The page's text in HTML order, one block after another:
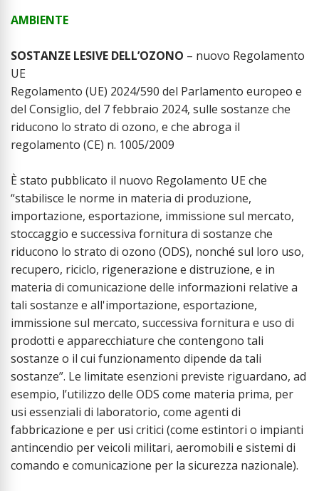
AMBIENTE
SOSTANZE LESIVE DELL’OZONO – nuovo Regolamento
UE
Regolamento (UE) 2024/590 del Parlamento europeo e
del Consiglio, del 7 febbraio 2024, sulle sostanze che
riducono lo strato di ozono, e che abroga il
regolamento (CE) n. 1005/2009
È stato pubblicato il nuovo Regolamento UE che
“stabilisce le norme in materia di produzione,
importazione, esportazione, immissione sul mercato,
stoccaggio e successiva fornitura di sostanze che
riducono lo strato di ozono (ODS), nonché sul loro uso,
recupero, riciclo, rigenerazione e distruzione, e in
materia di comunicazione delle informazioni relative a
tali sostanze e all'importazione, esportazione,
immissione sul mercato, successiva fornitura e uso di
prodotti e apparecchiature che contengono tali
sostanze o il cui funzionamento dipende da tali
sostanze”. Le limitate esenzioni previste riguardano, ad
esempio, l’utilizzo delle ODS come materia prima, per
usi essenziali di laboratorio, come agenti di
fabbricazione e per usi critici (come estintori o impianti
antincendio per veicoli militari, aeromobili e sistemi di
comando e comunicazione per la sicurezza nazionale).